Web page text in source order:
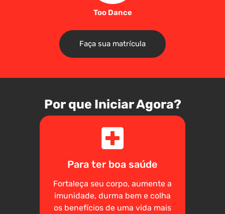
Too Dance
Faça sua matrícula
Por que Iniciar Agora?
Para ter boa saúde
Fortaleça seu corpo, aumente a
imunidade, durma bem e colha
os benefícios de uma vida mais